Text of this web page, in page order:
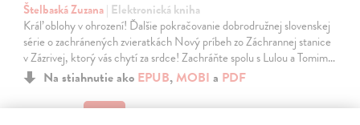
Štelbaská Zuzana| Elektronická kniha
Kráľ oblohy v ohrození! Ďalšie pokračovanie dobrodružnej slovenskej
série o zachránených zvieratkách Nový príbeh zo Záchrannej stanice
v Zázrivej, ktorý vás chytí za srdce! Zachráňte spolu s Lulou a Tomim…
Na stiahnutie ako EPUB, MOBI a PDF
8,10 €